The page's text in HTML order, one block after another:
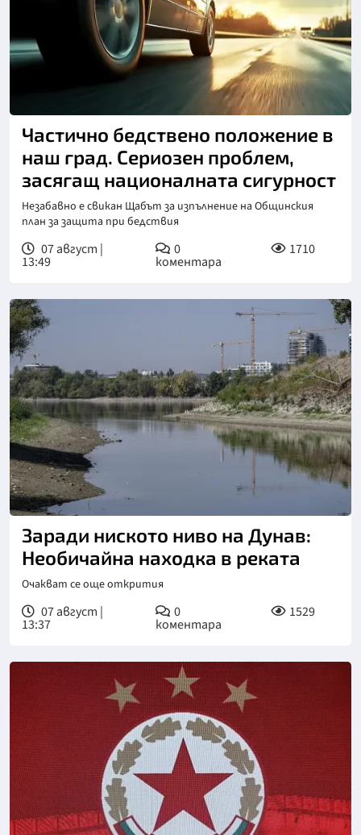
Частично бедствено положение в
наш град. Сериозен проблем,
засягащ националната сигурност
Незабавно е свикан Щабът за изпълнение на Общинския
план за защита при бедствия
07 август |
13:49
0
коментара
1710
Снимка: БГНЕС
Заради ниското ниво на Дунав:
Необичайна находка в реката
Очакват се още открития
07 август |
13:37
0
коментара
1529